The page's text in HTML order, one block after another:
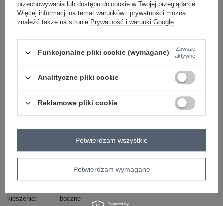
skład materiału : 90% bawełna , 10% elastan
sposób prania : pranie w pralce w 30°C
RELEVANCE
dominujący
materiał
bawełna
wysokość w
pasie
wysoki
ściągacze
kieszenie
boczne
przechowywania lub dostępu do cookie w Twojej przeglądarce.
Więcej informacji na temat warunków i prywatności można
znaleźć także na stronie Prywatność i warunki Google.
Funkcjonalne pliki cookie (wymagane)
Zawsze
aktywne
Analityczne pliki cookie
Reklamowe pliki cookie
Potwierdzam wymagane
Potwierdzam wszystkie